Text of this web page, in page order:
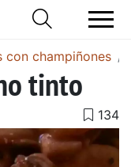
con champiñones
tinto